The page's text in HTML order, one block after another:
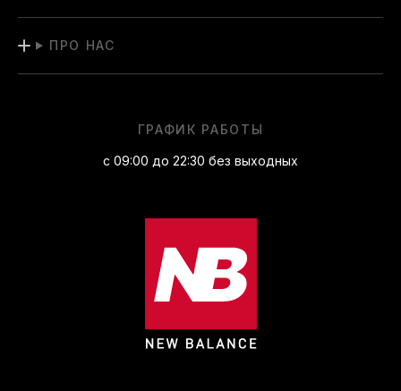
ПРО НАС
ГРАФИК РАБОТЫ
с 09:00 до 22:30 без выходных